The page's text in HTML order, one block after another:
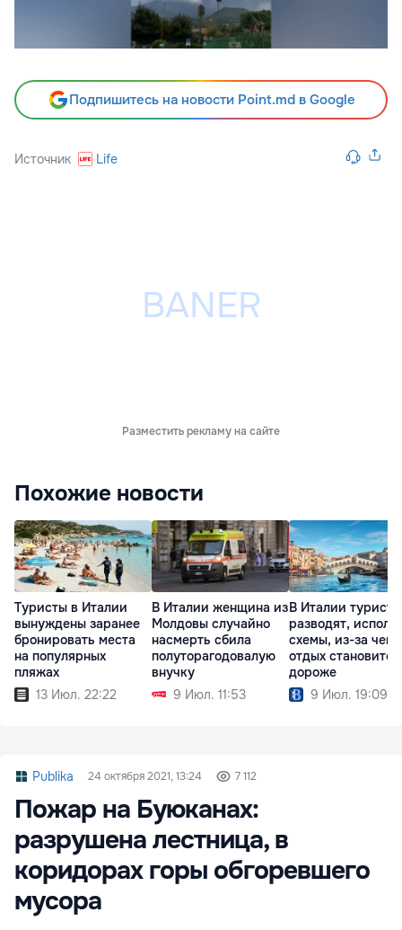
Подпишитесь на новости Point.md в Google
Источник Life
Разместить рекламу на сайте
Похожие новости
Туристы в Италии
вынуждены заранее
бронировать места
на популярных
пляжах
13 Июл. 22:22
В Италии женщина из
Молдовы случайно
насмерть сбила
полуторагодовалую
внучку
9 Июл. 11:53
В Италии
разводят,
схемы, из-за чего
отдых становится
дороже
9 Июл. 19:09
Publika 24 октября 2021, 13:24 7 112
Пожар на Буюканах:
разрушена лестница, в
коридорах горы обгоревшего
мусора